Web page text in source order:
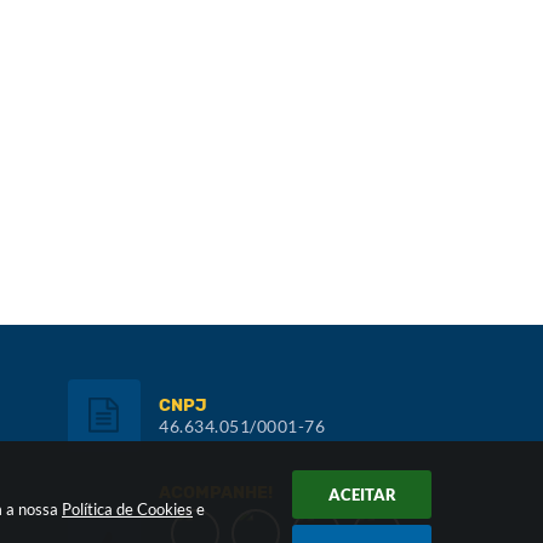
nossa Política de Cookies e
ACEITAR
CNPJ
46.634.051/0001-76